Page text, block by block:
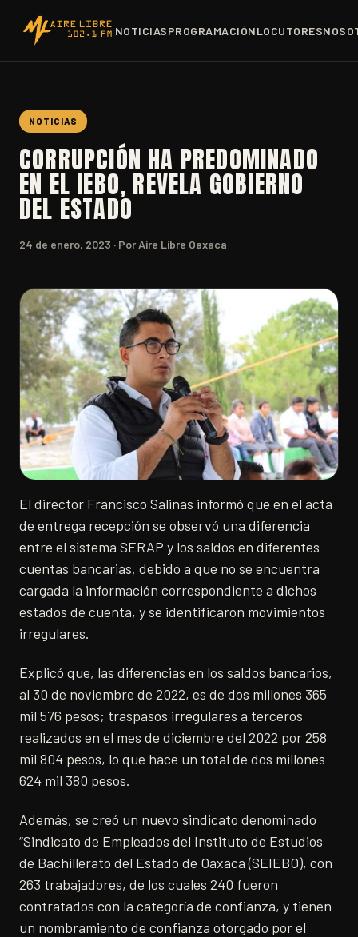
NOTICIASPROGRAMACIÓNLOCUTORES
NOTICIAS
CORRUPCIÓN HA PREDOMINADO
EN EL IEBO, REVELA GOBIERNO
DEL ESTADO
24 de enero, 2023 · Por Aire Libre Oaxaca
El director Francisco Salinas informó que en el acta
de entrega recepción se observó una diferencia
entre el sistema SERAP y los saldos en diferentes
cuentas bancarias, debido a que no se encuentra
cargada la información correspondiente a dichos
estados de cuenta, y se identificaron movimientos
irregulares.
Explicó que, las diferencias en los saldos bancarios,
al 30 de noviembre de 2022, es de dos millones 365
mil 576 pesos; traspasos irregulares a terceros
realizados en el mes de diciembre del 2022 por 258
mil 804 pesos, lo que hace un total de dos millones
624 mil 380 pesos.
Además, se creó un nuevo sindicato denominado
“Sindicato de Empleados del Instituto de Estudios
de Bachillerato del Estado de Oaxaca (SEIEBO), con
263 trabajadores, de los cuales 240 fueron
contratados con la categoría de confianza, y tienen
un nombramiento de confianza otorgado por el